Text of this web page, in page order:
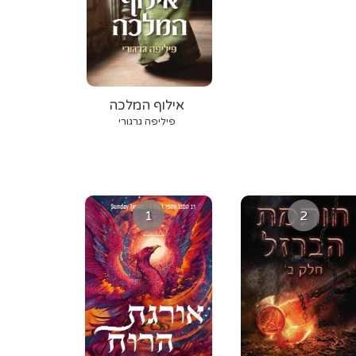
אילוף המלכה
פיליפה גרגורי
1 2